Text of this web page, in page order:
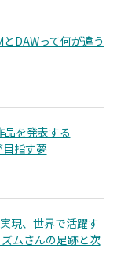
DAWって何が違う
を発表する
指す夢
現、世界で活躍す
ムさんの足跡と次